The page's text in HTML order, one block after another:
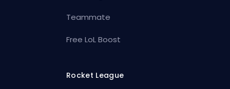
Teammate
Free LoL Boost
Rocket League